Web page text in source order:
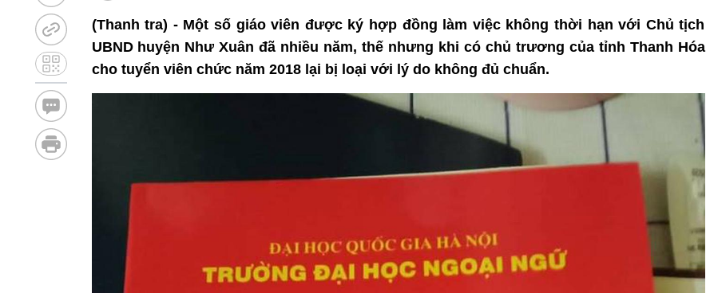
(Thanh tra) - Một số giáo viên được ký hợp đồng làm việc không thời hạn với Chủ tịch
UBND huyện Như Xuân đã nhiều năm, thế nhưng khi có chủ trương của tỉnh Thanh Hóa
cho tuyển viên chức năm 2018 lại bị loại với lý do không đủ chuẩn.